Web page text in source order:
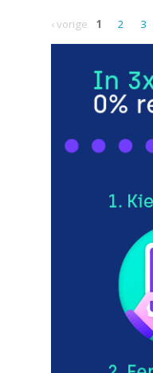
‹ vorige 1 2 3